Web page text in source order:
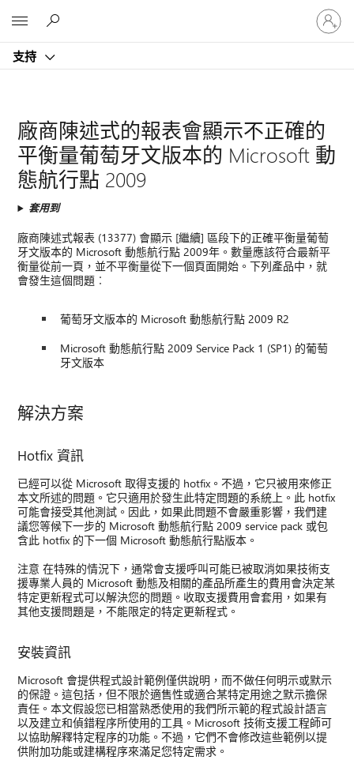
支持
登
入
您
廠商陳述式的報表會顯示不正確的
平衡量葡萄牙文版本的 Microsoft 動
態航行點 2009
套用到
廠商陳述式報表 (13377) 會顯示 [繼續] 區段下的正確平衡量葡萄
牙文版本的 Microsoft 動態航行點 2009年。數量應該符合最新平
衡量從前一頁，並不平衡量從下一個頁面開始。下列產品中，就
會發生這個問題︰
葡萄牙文版本的 Microsoft 動態航行點 2009 R2
Microsoft 動態航行點 2009 Service Pack 1 (SP1) 的葡萄
牙文版本
解決方案
Hotfix 資訊
已經可以從 Microsoft 取得支援的 hotfix。不過，它只被用來修正
本文所述的問題。它只適用於發生此特定問題的系統上。此 hotfix
可能會接受其他測試。因此，如果此問題不會嚴重影響，我們建
議您等候下一步的 Microsoft 動態航行點 2009 service pack 或包
含此 hotfix 的下一個 Microsoft 動態航行點版本。
注意 在特殊的情況下，通常會支援呼叫可能已被取消如果技術支
援專業人員的 Microsoft 動態及相關的產品所產生的費用會決定某
特定更新程式可以解決您的問題。收取支援費用會套用，如果有
其他支援問題是，不能限定的特定更新程式。
安裝資訊
Microsoft 會提供程式設計範例僅供說明，而不做任何明示或默示
的保證。這包括，但不限於適售性或適合某特定用途之默示擔保
責任。本文假設您已相當熟悉使用的我們所示範的程式設計語言
以及建立和偵錯程序所使用的工具。Microsoft 技術支援工程師可
以協助解釋特定程序的功能。不過，它們不會修改這些範例以提
供附加功能或建構程序來滿足您特定需求。